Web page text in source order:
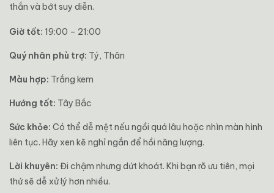
thắn và bớt suy diễn.
Giờ tốt: 19:00 – 21:00
Quý nhân phù trợ: Tý, Thân
Màu hợp: Trắng kem
Hướng tốt: Tây Bắc
Sức khỏe: Có thể dễ mệt nếu ngồi quá lâu hoặc nhìn màn hình
liên tục. Hãy xen kẽ nghỉ ngắn để hồi năng lượng.
Lời khuyên: Đi chậm nhưng dứt khoát. Khi bạn rõ ưu tiên, mọi
thứ sẽ dễ xử lý hơn nhiều.